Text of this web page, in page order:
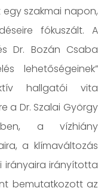
egy szakmai napon,
fókuszált. A
Dr. Bozán Csaba
lehetőségeinek”
hallgatói vita
a Dr. Szalai György
a vízhiány
a klímaváltozás
irányaira irányította
bemutatkozott az